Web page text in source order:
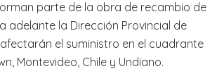
parte de la obra de recambio de
adelante la Dirección Provincial de
el suministro en el cuadrante
Montevideo, Chile y Undiano.